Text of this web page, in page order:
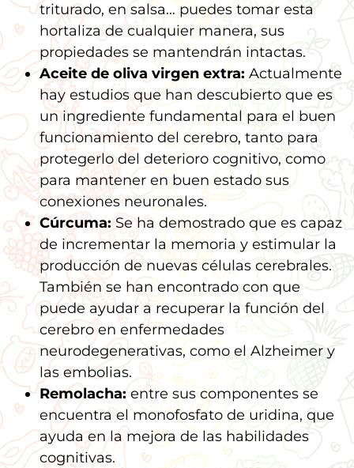
triturado, en salsa… puedes tomar esta
hortaliza de cualquier manera, sus
propiedades se mantendrán intactas.
Aceite de oliva virgen extra: Actualmente
hay estudios que han descubierto que es
un ingrediente fundamental para el buen
funcionamiento del cerebro, tanto para
protegerlo del deterioro cognitivo, como
para mantener en buen estado sus
conexiones neuronales.
Cúrcuma:Se ha demostrado que es capaz
de incrementar la memoria y estimular la
producción de nuevas células cerebrales.
También se han encontrado con que
puede ayudar a recuperar la función del
cerebro en enfermedades
neurodegenerativas, como el Alzheimer y
las embolias.
Remolacha: entre sus componentes se
encuentra el monofosfato de uridina, que
ayuda en la mejora de las habilidades
cognitivas.